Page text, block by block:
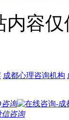
内容
成都心理咨询机构
咨询
信咨询